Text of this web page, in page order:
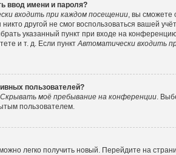
ввод имени и пароля?
входить при каждом посещении, вы сможете
другой не смог воспользоваться вашей
указанный пункт при входе на
и т. д. Если пунктАвтоматически входить
пользователей?
Скрывать моё пребывание на конференции.
пользователем.
легко получить новый. Перейдите на